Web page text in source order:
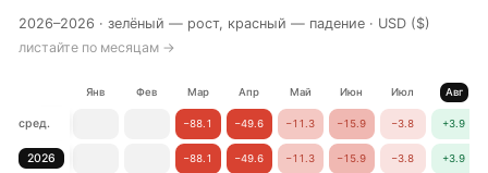
2026–2026 ·зелёный — рост, красный — падение · USD ($)
листайте по месяцам →
Янв Фев Мар Апр Май Июн Июл Авг
сред. −88.1 −49.6 −11.3 −15.9 −3.8 +3.9
2026 −88.1 −49.6 −11.3 −15.9 −3.8 +3.9